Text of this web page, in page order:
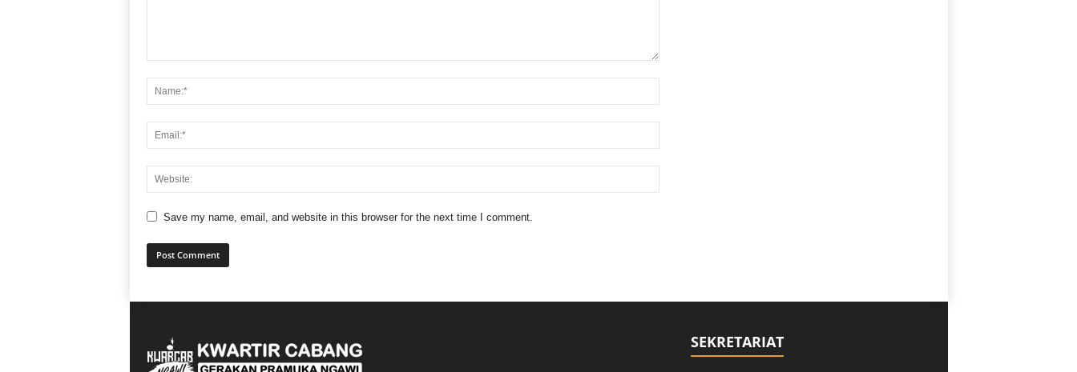
Save my name, email, and website in this browser for the next time I comment.
SEKRETARIAT